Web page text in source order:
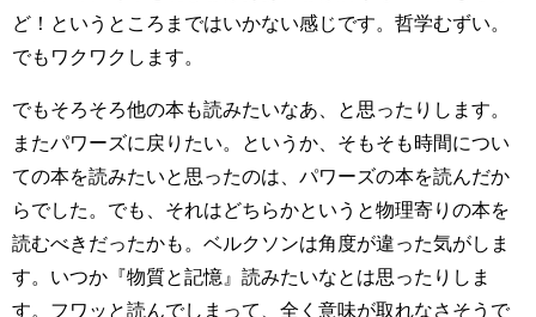
ど！というところまではいかない感じです。哲学むずい。
でもワクワクします。
でもそろそろ他の本も読みたいなあ、と思ったりします。
またパワーズに戻りたい。というか、そもそも時間につい
ての本を読みたいと思ったのは、パワーズの本を読んだか
らでした。でも、それはどちらかというと物理寄りの本を
読むべきだったかも。ベルクソンは角度が違った気がしま
す。いつか『物質と記憶』読みたいなとは思ったりしま
す。フワッと読んでしまって、全く意味が取れなさそうで